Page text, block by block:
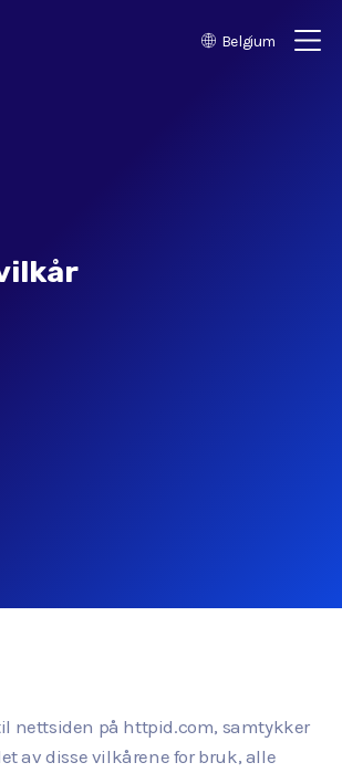
Belgium
nettsiden på httpid.com, samtykker
av disse vilkårene for bruk, alle